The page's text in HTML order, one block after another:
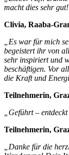
macht dies sehr
Clivia, Raaba-
„Es war für mich
begeistert ihr von
sehr inspiriert und
beschäftigen. Vor
die Kraft und
Teilnehmerin,
„Geführt –
Teilnehmerin,
„Danke für die